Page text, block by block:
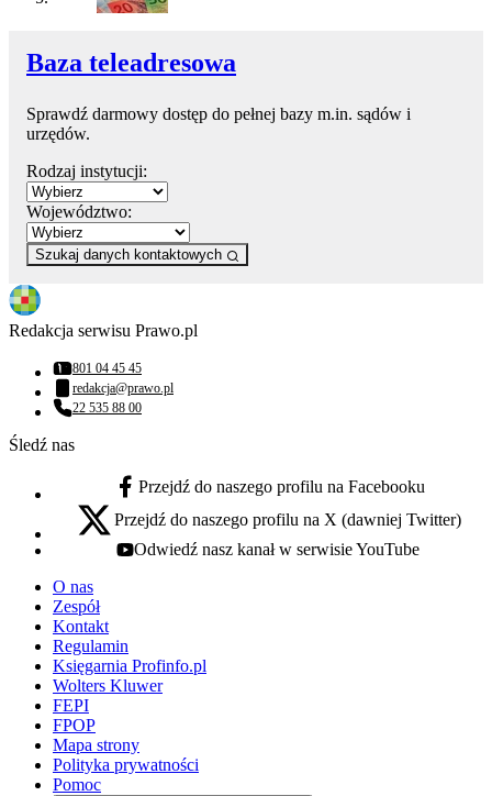
Baza teleadresowa
Sprawdź darmowy dostęp do pełnej bazy m.in. sądów i
urzędów.
Rodzaj instytucji:
Województwo:
Szukaj danych kontaktowych
Redakcja serwisu Prawo.pl
Numer telefonu:
801 04 45 45
Adres email:
redakcja@prawo.pl
Numer telefonu:
22 535 88 00
Śledź nas
facebook - otwiera się w nowej karcie
Przejdź do naszego profilu na Facebooku
x - otwiera się w nowej karcie
Przejdź do naszego profilu na X (dawniej Twitter)
youtube - otwiera się w nowej karcie
Odwiedź nasz kanał w serwisie YouTube
O nas
Zespół
Kontakt
Regulamin
Księgarnia Profinfo.pl
Wolters Kluwer
FEPI
FPOP
Mapa strony
Polityka prywatności
Pomoc